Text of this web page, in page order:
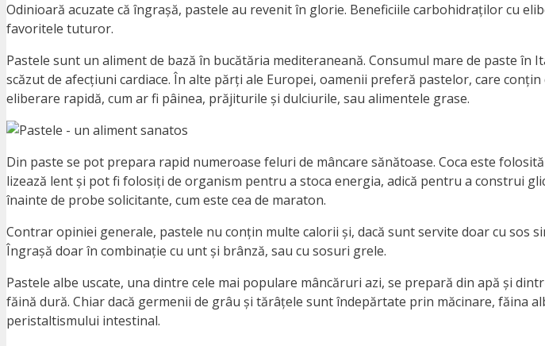
Odinioară acuzate că îngrașă, pastele au revenit în glorie. Beneficiile carbohidraților cu
favoritele tuturor.
Pastele sunt un aliment de bază în bucătăria mediteraneană. Consumul mare de paste
scăzut de afecțiuni cardiace. În alte părți ale Europei, oamenii preferă pastelor, care
eliberare rapidă, cum ar fi pâinea, prăjiturile și dulciurile, sau alimentele grase.
Din paste se pot prepara rapid numeroase feluri de mâncare sănătoase. Coca este
lizează lent și pot fi folosiți de organism pentru a stoca energia, adică pentru a construi
înainte de probe solicitante, cum este cea de maraton.
Contrar opiniei generale, pastele nu conțin multe calorii și, dacă sunt servite doar cu sos
Îngrașă doar în combinație cu unt și brânză, sau cu sosuri grele.
Pastele albe uscate, una dintre cele mai populare mâncăruri azi, se prepară din apă și
făină dură. Chiar dacă germenii de grâu și tărâțele sunt îndepărtate prin măcinare, făina
peristaltismului intestinal.